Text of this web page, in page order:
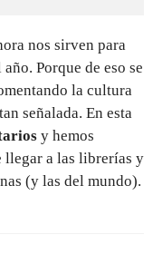
nos sirven para
Porque de eso se
la cultura
señalada. En esta
y hemos
llegar a las librerías y
(y las del mundo).